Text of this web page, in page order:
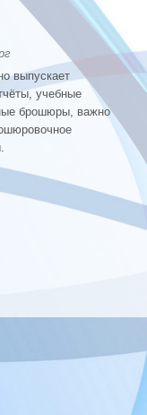
выпускает
учебные
брошюры, важно